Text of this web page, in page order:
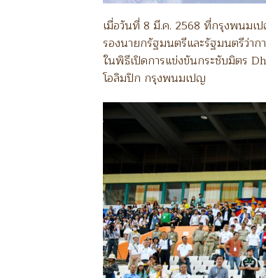
เมื่อวันที่ 8 มี.ค. 2568 ที่กรุงพนมเ
รองนายกรัฐมนตรีและรัฐมนตรีว่าก
ในพิธีเปิดการแข่งขันกระชับมิตร
โอลิมปิก กรุงพนมเปญ